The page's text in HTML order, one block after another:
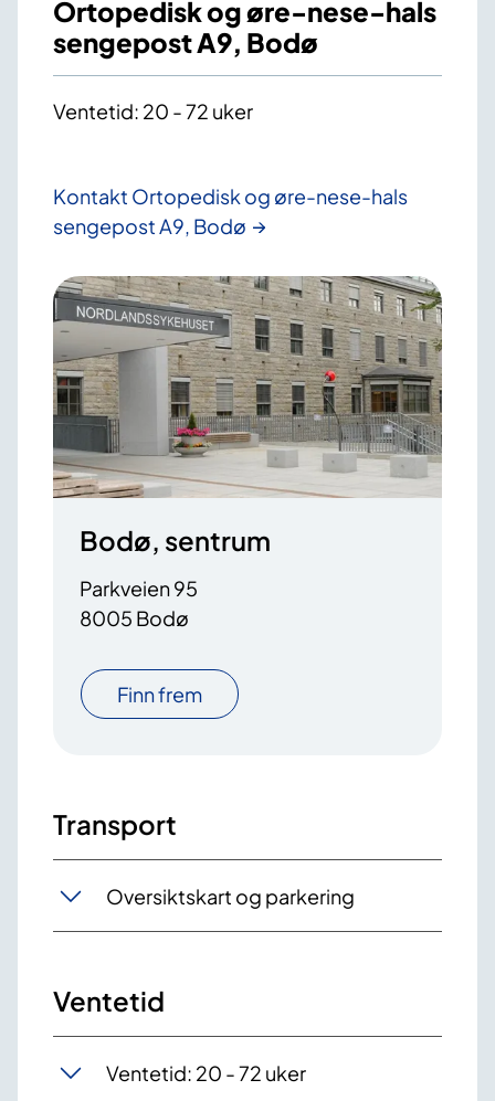
Ortopedisk og øre-nese-hals
sengepost A9, Bodø
Ventetid: 20 - 72 uker
Kontakt Ortopedisk og øre-nese-hals
sengepost A9, Bodø
Bodø, sentrum
Parkveien 95
8005 Bodø
Finn frem
Transport
Oversiktskart og parkering
Ventetid
Ventetid: 20 - 72 uker